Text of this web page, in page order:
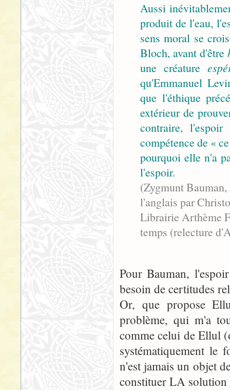
Aussi
produit de l'eau,
sens moral se
Bloch, avant d'être
une créature
qu'Emmanuel
que l'éthique
extérieur de
contraire,
compétence de «
pourquoi elle n'a
l'espoir.
(Zygmunt Bauman,
l'anglais par
Librairie Arthème
temps (relecture
Pour Bauman,
besoin de certitudes
Or, que propose
problème, qui m'a
comme celui de Ellul
systématiquement le
n'est jamais un objet
constituer LA solution